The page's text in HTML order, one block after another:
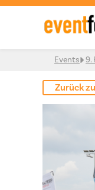
Skip to content
Events 9.
Zurück